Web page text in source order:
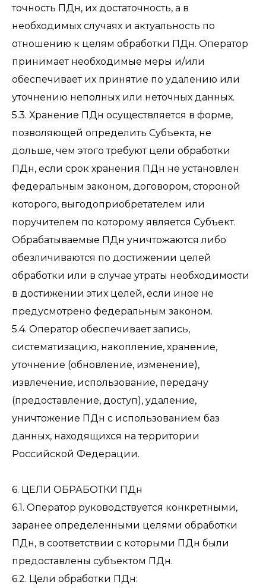
точность ПДн, их достаточность, а в
необходимых случаях и актуальность по
отношению к целям обработки ПДн. Оператор
принимает необходимые меры и/или
обеспечивает их принятие по удалению или
уточнению неполных или неточных данных.
5.3. Хранение ПДн осуществляется в форме,
позволяющей определить Субъекта, не
дольше, чем этого требуют цели обработки
ПДн, если срок хранения ПДн не установлен
федеральным законом, договором, стороной
которого, выгодоприобретателем или
поручителем по которому является Субъект.
Обрабатываемые ПДн уничтожаются либо
обезличиваются по достижении целей
обработки или в случае утраты необходимости
в достижении этих целей, если иное не
предусмотрено федеральным законом.
5.4. Оператор обеспечивает запись,
систематизацию, накопление, хранение,
уточнение (обновление, изменение),
извлечение, использование, передачу
(предоставление, доступ), удаление,
уничтожение ПДн с использованием баз
данных, находящихся на территории
Российской Федерации.
6. ЦЕЛИ ОБРАБОТКИ ПДн
6.1. Оператор руководствуется конкретными,
заранее определенными целями обработки
ПДн, в соответствии с которыми ПДн были
предоставлены субъектом ПДн.
6.2. Цели обработки ПДн: